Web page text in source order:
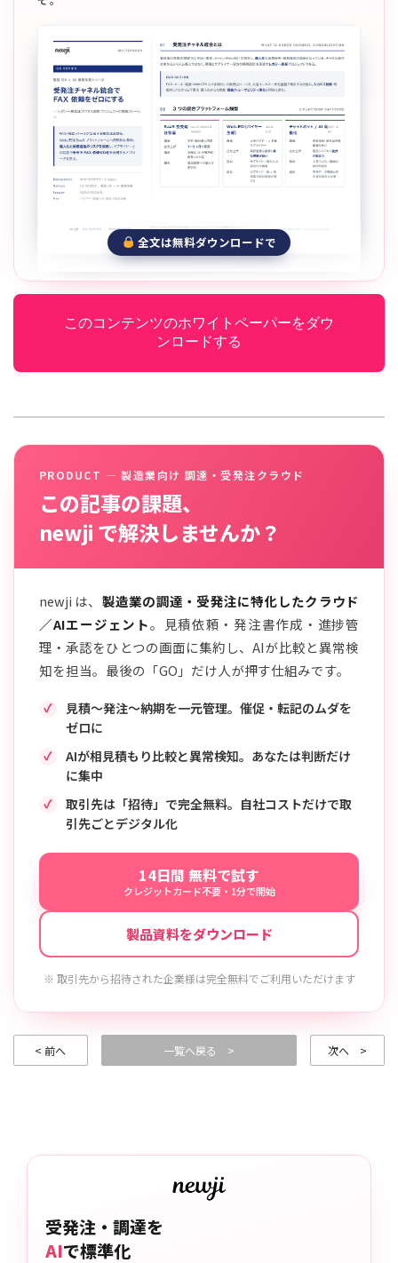
全文は無料ダウンロードで
このコンテンツのホワイトペーパーをダウ
ンロードする
PRODUCT — 製造業向け 調達・受発注クラウド
この記事の課題、
newji で解決しませんか？
newji は、 製造業の調達・受発注に特化したクラウド
／AIエージェント。見積依頼・発注書作成・進捗管
理・承認をひとつの画面に集約し、AIが比較と異常検
知を担当。最後の「GO」だけ人が押す仕組みです。
見積〜発注〜納期を一元管理。催促・転記のムダを
ゼロに
AIが相見積もり比較と異常検知。あなたは判断だけ
に集中
取引先は「招待」で完全無料。自社コストだけで取
引先ごとデジタル化
14日間 無料で試す
クレジットカード不要・1分で開始
製品資料をダウンロード
※ 取引先から招待された企業様は完全無料でご利用いただけます
< 前へ 一覧へ戻る > 次へ >
受発注・調達を
AIで標準化